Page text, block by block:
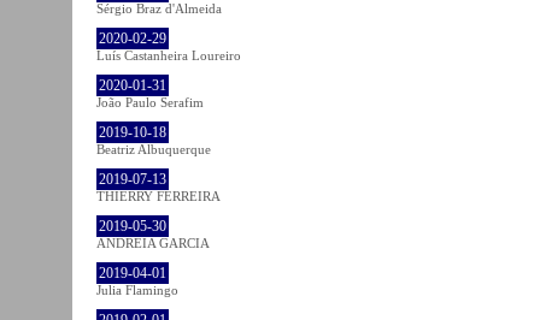
Sérgio Braz d'Almeida
2020-02-29
Luís Castanheira Loureiro
2020-01-31
João Paulo Serafim
2019-10-18
Beatriz Albuquerque
2019-07-13
THIERRY FERREIRA
2019-05-30
ANDREIA GARCIA
2019-04-01
Julia Flamingo